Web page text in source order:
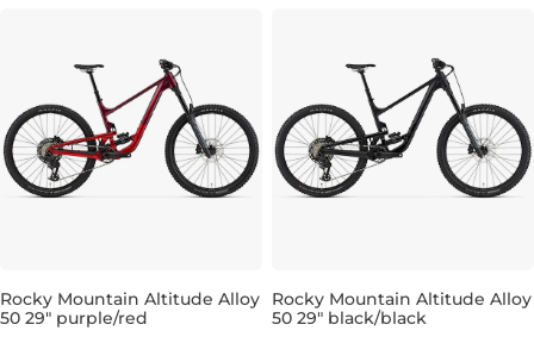
Zľava -15 %
Rocky Mountain Altitude Alloy
50 29" purple/red
Zľava -15 %
Rocky Mountain Altitude Alloy
50 29" black/black